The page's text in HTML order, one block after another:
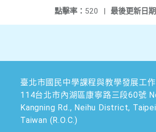
最後更新日期
點擊率： 520 |
臺北市國民中學課程與教學發展工
114台北市內湖區康寧路三段60號
Kangning Rd., Neihu District,
Taiwan (R.O.C.)